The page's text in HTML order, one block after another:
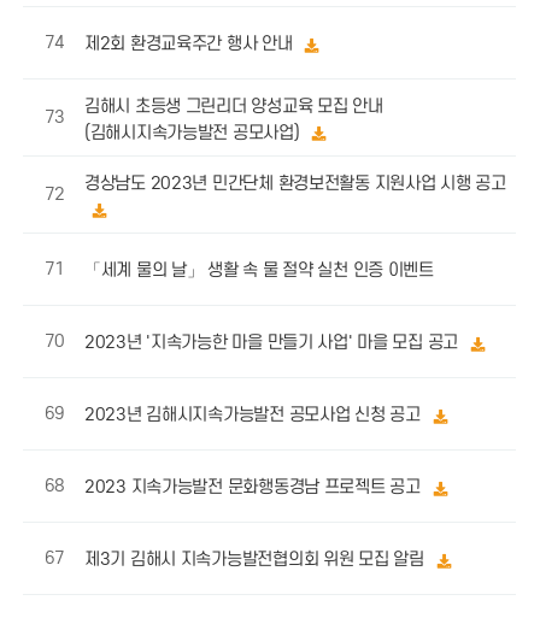
74 제2회 환경교육주간 행사 안내
73
김해시 초등생 그린리더 양성교육 모집 안내
(김해시지속가능발전 공모사업)
72
경상남도 2023년 민간단체 환경보전활동 지원사업 시행 공고
71 「세계 물의 날」 생활 속 물 절약 실천 인증 이벤트
70 2023년 '지속가능한 마을 만들기 사업' 마을 모집 공고
69 2023년 김해시지속가능발전 공모사업 신청 공고
68 2023 지속가능발전 문화행동경남 프로젝트 공고
67 제3기 김해시 지속가능발전협의회 위원 모집 알림